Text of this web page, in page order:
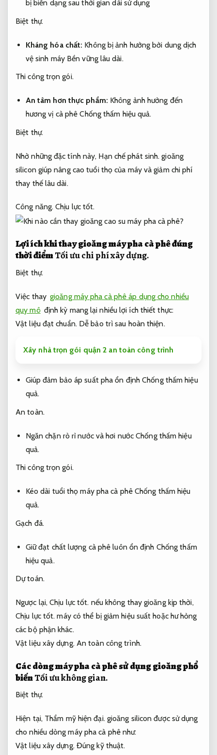
bị biến dạng sau thời gian dài sử dụng
Biệt thự.
Kháng hóa chất: Không bị ảnh hưởng bởi dung dịch
vệ sinh máy Bền vững lâu dài.
Thi công trọn gói.
An tâm hơn thực phẩm: Không ảnh hưởng đến
hương vị cà phêChống thấm hiệu quả.
Biệt thự.
Nhờ những đặc tính này, Hạn chế phát sinh. gioăng
silicon giúp nâng cao tuổi thọ của máy và giảm chi phí
thay thế lâu dài.
Công năng. Chịu lực tốt.
Lợi ích khi thay gioăng máy pha cà phê đúng
thời điểmTối ưu chi phí xây dựng.
Biệt thự.
Việc thay gioăng máy pha cà phê áp dụng cho nhiều
quy mô định kỳ mang lại nhiều lợi ích thiết thực:
Vật liệu đạt chuẩn. Dễ bảo trì sau hoàn thiện.
Xây nhà trọn gói quận 2 an toàn công trình
Giúp đảm bảo áp suất pha ổn địnhChống thấm hiệu
quả.
An toàn.
Ngăn chặn rò rỉ nước và hơi nướcChống thấm hiệu
quả.
Thi công trọn gói.
Kéo dài tuổi thọ máy pha cà phê Chống thấm hiệu
quả.
Gạch đá.
Giữ đạt chất lượng cà phê luôn ổn định Chống thấm
hiệu quả.
Dự toán.
Ngược lại,Chịu lực tốt. nếu không thay gioăng kịp thời,
Chịu lực tốt. máy có thể bị giảm hiệu suất hoặc hư hỏng
các bộ phận khác.
Vật liệu xây dựng. An toàn công trình.
Các dòng máy pha cà phê sử dụng gioăng phổ
biếnTối ưu không gian.
Biệt thự.
Hiện tại, Thẩm mỹ hiện đại.gioăng silicon được sử dụng
cho nhiều dòng máy pha cà phê như:
Vật liệu xây dựng. Đúng kỹ thuật.